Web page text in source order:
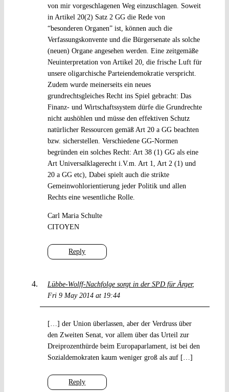
Reply
von mir vorgeschlagenen Weg einzuschlagen. Soweit
in Artikel 20(2) Satz 2 GG die Rede von
“besonderen Organen” ist, können auch die
Verfassungskonvente und die Bürgersenate als solche
(neuen) Organe angesehen werden. Eine zeitgemäße
Neuinterpretation von Artikel 20, die frische Luft für
unsere oligarchische Parteiendemokratie verspricht.
Zudem wurde meinerseits ein neues
grundrechtsgleiches Recht ins Spiel gebracht: Das
Finanz- und Wirtschaftssystem dürfe die Grundrechte
nicht aushöhlen und müsse den effektiven Schutz
natürlicher Ressourcen gemäß Art 20 a GG beachten
bzw. sicherstellen. Verschiedene GG-Normen
begründen ein solches Recht: Art 38 (1) GG als eine
Art Universalklagerecht i.V.m. Art 1, Art 2 (1) und
20 a GG etc), Dabei spielt auch die strikte
Gemeinwohlorientierung jeder Politik und allen
Rechts eine wesentliche Rolle.
Carl Maria Schulte
CITOYEN
Lübbe-Wolff-Nachfolge sorgt in der SPD für Ärger
Fri 9 May 2014 at 19:44
Reply
[…] der Union überlassen, aber der Verdruss über
den Zweiten Senat, vor allem über das Urteil zur
Dreiprozenthürde beim Europaparlament, ist bei den
Sozialdemokraten kaum weniger groß als auf […]